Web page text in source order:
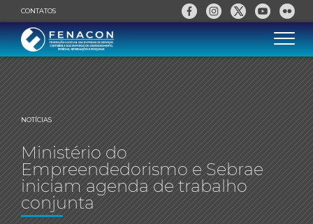
CONTATOS
NOTÍCIAS
Ministério do
Empreendedorismo e Sebrae
iniciam agenda de trabalho
conjunta